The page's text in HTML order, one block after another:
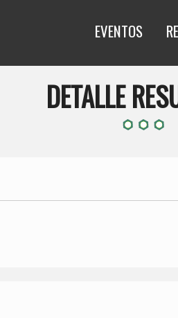
EVENTOS
DETALLE